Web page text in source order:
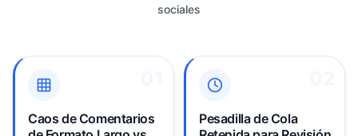
sociales
Caos de Comentarios
01
YouTube Studio te obliga
pestañas para
comentarios de videos
Pesadilla de Cola
02
excesivamente agresivo
de YouTube retiene
cientos de comentarios